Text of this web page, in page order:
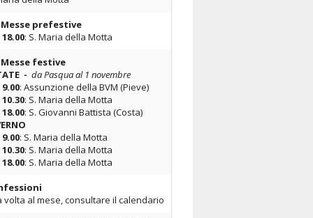
Bollettini
Messe prefestive
18.00: S. Maria della Motta
Messe festive
- da Pasqua al 1 novembre
9.00: Assunzione della BVM (Pieve)
10.30: S. Maria della Motta
18.00: S. Giovanni Battista (Costa)
9.00: S. Maria della Motta
10.30: S. Maria della Motta
18.00: S. Maria della Motta
volta al mese, consultare il calendario